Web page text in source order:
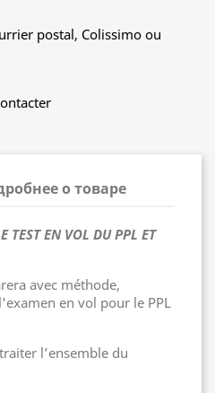
postal, Colissimo ou
о товаре
TEST EN VOL DU PPL ET
avec méthode,
en vol pour le PPL
l’ensemble du